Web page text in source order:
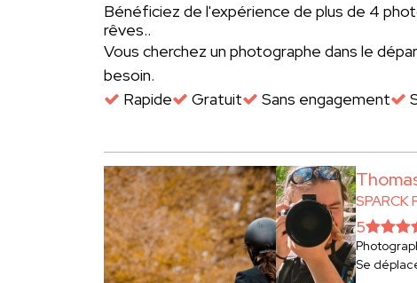
Bénéficiez de l'expérience de plus de 4
rêves..
Vous cherchez un photographe dans le
besoin.
Rapide
Gratuit Sans engagement
SPARCK
5
Se